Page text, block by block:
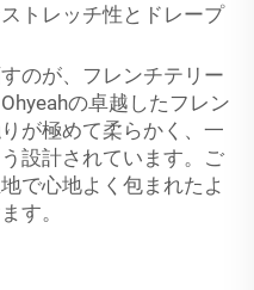
トレッチ性とドレープ
のが、フレンチテリー
の卓越したフレン
が極めて柔らかく、一
設計されています。ご
で心地よく包まれたよ
す。